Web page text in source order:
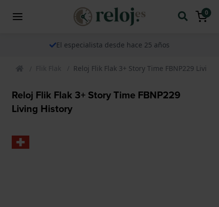
0
El especialista desde hace 25 años
Flik Flak Reloj Flik Flak 3+ Story Time FBNP229 Living
Reloj Flik Flak 3+ Story Time FBNP229
Living History